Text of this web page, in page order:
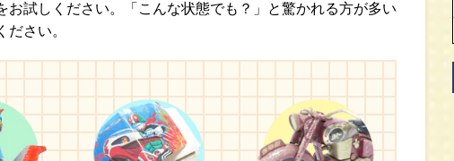
試しください。「こんな状態でも？」と驚かれる方が多い
さい。